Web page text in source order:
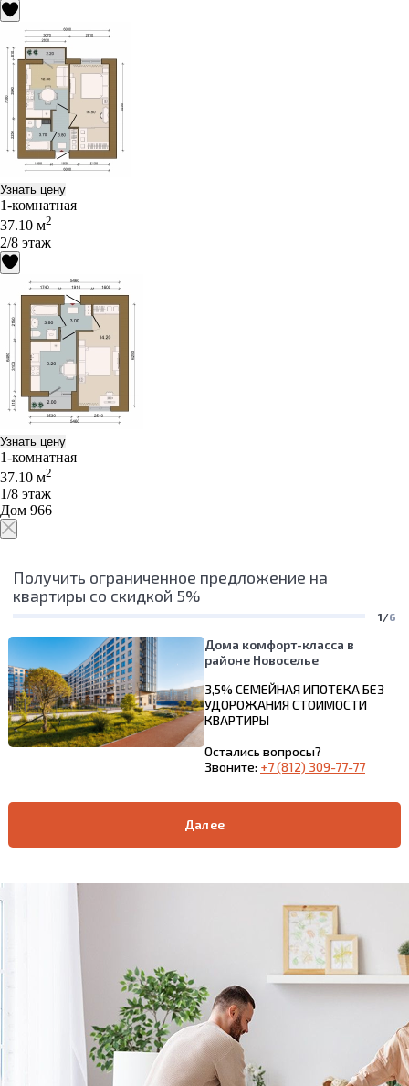
Узнать цену
1-комнатная
37.10 м2
2/8 этаж
Узнать цену
1-комнатная
37.10 м2
1/8 этаж
Дом 966
Получить ограниченное предложение на
квартиры со скидкой 5%
1/6
Дома комфорт-класса в
районе Новоселье
3,5% СЕМЕЙНАЯ ИПОТЕКА БЕЗ
УДОРОЖАНИЯ СТОИМОСТИ
КВАРТИРЫ
Остались вопросы?
Звоните: +7 (812) 309-77-77